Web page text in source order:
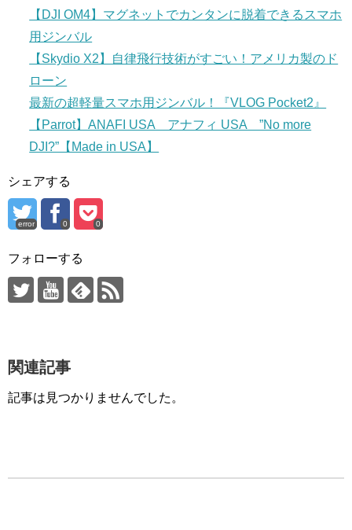
【DJI OM4】マグネットでカンタンに脱着できるスマホ
用ジンバル
【Skydio X2】自律飛行技術がすごい！アメリカ製のド
ローン
最新の超軽量スマホ用ジンバル！『VLOG Pocket2』
【Parrot】ANAFI USA アナフィ USA ”No more
DJI?”【Made in USA】
シェアする
error 0 0
フォローする
関連記事
記事は見つかりませんでした。